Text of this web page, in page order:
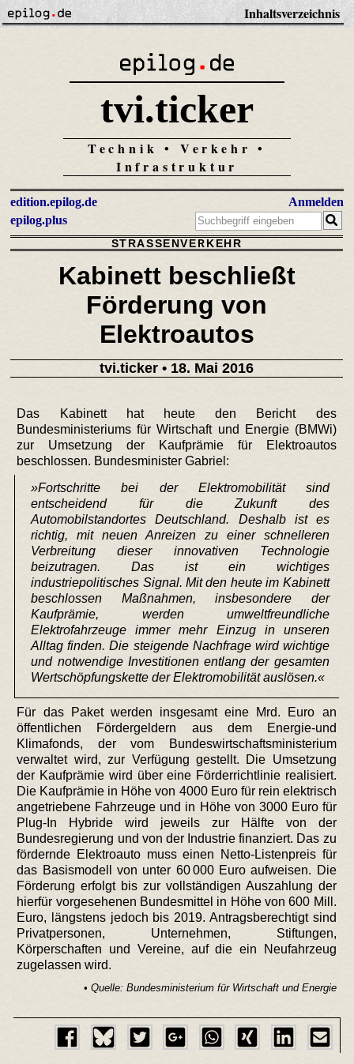
Inhaltsverzeichnis
tvi.ticker
Technik • Verkehr •
Infrastruktur
edition.epilog.de
epilog.plus
Anmelden
STRASSENVERKEHR
Kabinett beschließt
Förderung von
Elektroautos
tvi.ticker • 18. Mai 2016
Das Kabinett hat heute den Bericht des
Bundesministeriums für Wirtschaft und Energie (BMWi)
zur Umsetzung der Kaufprämie für Elektroautos
beschlossen. Bundesminister Gabriel:
»Fortschritte bei der Elektromobilität sind
entscheidend für die Zukunft des
Automobilstandortes Deutschland. Deshalb ist es
richtig, mit neuen Anreizen zu einer schnelleren
Verbreitung dieser innovativen Technologie
beizutragen. Das ist ein wichtiges
industriepolitisches Signal. Mit den heute im Kabinett
beschlossen Maßnahmen, insbesondere der
Kaufprämie, werden umweltfreundliche
Elektrofahrzeuge immer mehr Einzug in unseren
Alltag finden. Die steigende Nachfrage wird wichtige
und notwendige Investitionen entlang der gesamten
Wertschöpfungskette der Elektromobilität auslösen.«
Für das Paket werden insgesamt eine Mrd. Euro an
öffentlichen Fördergeldern aus dem Energie-und
Klimafonds, der vom Bundeswirtschaftsministerium
verwaltet wird, zur Verfügung gestellt. Die Umsetzung
der Kaufprämie wird über eine Förderrichtlinie realisiert.
Die Kaufprämie in Höhe von 4000 Euro für rein elektrisch
angetriebene Fahrzeuge und in Höhe von 3000 Euro für
Plug-In Hybride wird jeweils zur Hälfte von der
Bundesregierung und von der Industrie finanziert. Das zu
fördernde Elektroauto muss einen Netto-Listenpreis für
das Basismodell von unter 60 000 Euro aufweisen. Die
Förderung erfolgt bis zur vollständigen Auszahlung der
hierfür vorgesehenen Bundesmittel in Höhe von 600 Mill.
Euro, längstens jedoch bis 2019. Antragsberechtigt sind
Privatpersonen, Unternehmen, Stiftungen,
Körperschaften und Vereine, auf die ein Neufahrzeug
zugelassen wird.
• Quelle: Bundesministerium für Wirtschaft und Energie